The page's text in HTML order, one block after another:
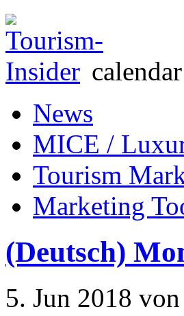
News
MICE /
Tourism
Marketing
(Deutsch)
5. Jun 2018 von